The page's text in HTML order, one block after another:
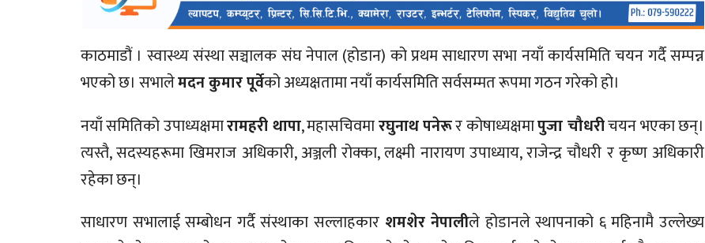
काठमाडौं । स्वास्थ्य संस्था सञ्चालक संघ नेपाल (होडान) को प्रथम साधारण सभा नयाँ कार्यसमिति चयन गर्दै सम्पन्न
भएको छ। सभालेमदन कुमार पूर्वेको अध्यक्षतामा नयाँ कार्यसमिति सर्वसम्मत रूपमा गठन गरेको हो।
​नयाँ समितिको उपाध्यक्षमारामहरी थापा, महासचिवमारघुनाथ पनेरूर कोषाध्यक्षमापुजा चौधरीचयन भएका छन्।
त्यस्तै, सदस्यहरूमा खिमराज अधिकारी, अञ्जली रोक्का, लक्ष्मी नारायण उपाध्याय, राजेन्द्र चौधरी र कृष्ण अधिकारी
रहेका छन्।
​साधारण सभालाई सम्बोधन गर्दै संस्थाका सल्लाहकार शमशेर नेपालीले होडानले स्थापनाको ६ महिनामै उल्लेख्य